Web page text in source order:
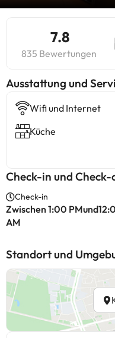
7.8
835 Bewertungen
​Ausstattung und
Wifi und Internet
Küche
Check-in und Check-
Check-in
Zwischen 1:00
AM
Standort und